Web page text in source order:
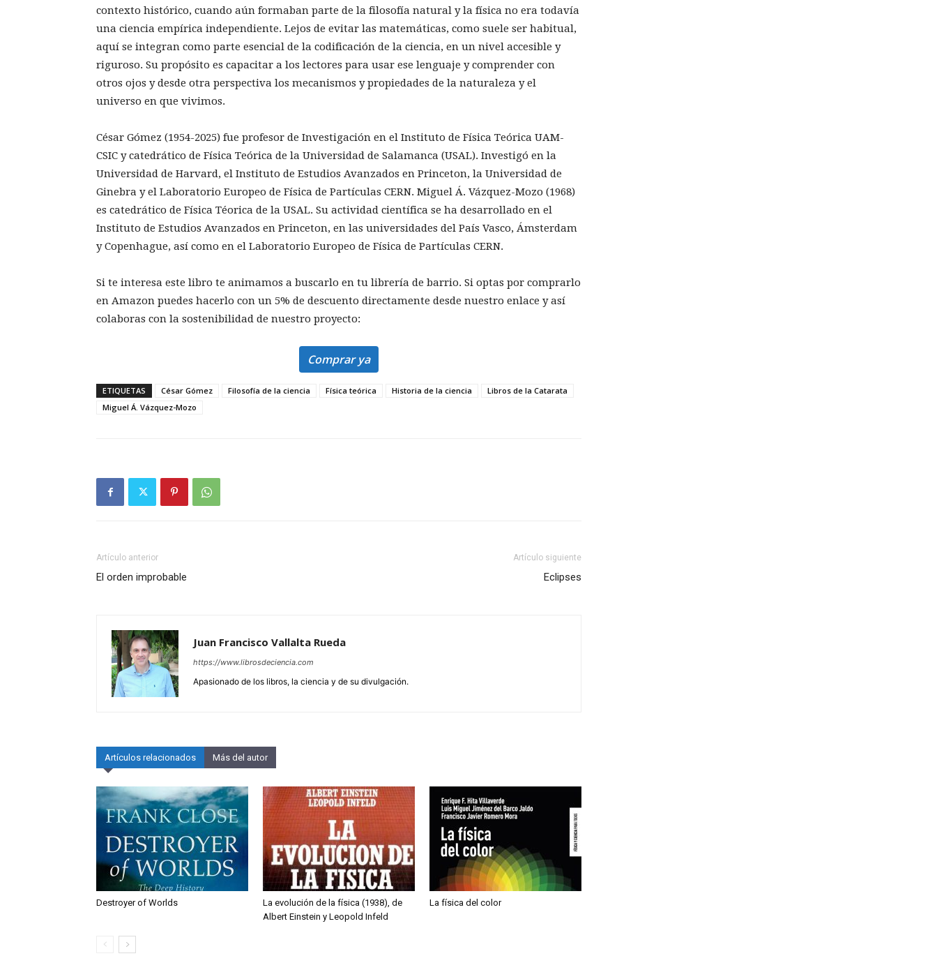
contexto histórico, cuando aún formaban parte de la filosofía natural y la física no era todavía
una ciencia empírica independiente. Lejos de evitar las matemáticas, como suele ser habitual,
aquí se integran como parte esencial de la codificación de la ciencia, en un nivel accesible y
riguroso. Su propósito es capacitar a los lectores para usar ese lenguaje y comprender con
otros ojos y desde otra perspectiva los mecanismos y propiedades de la naturaleza y el
universo en que vivimos.
César Gómez (1954-2025) fue profesor de Investigación en el Instituto de Física Teórica UAM-
CSIC y catedrático de Física Teórica de la Universidad de Salamanca (USAL). Investigó en la
Universidad de Harvard, el Instituto de Estudios Avanzados en Princeton, la Universidad de
Ginebra y el Laboratorio Europeo de Física de Partículas CERN. Miguel Á. Vázquez-Mozo (1968)
es catedrático de Física Téorica de la USAL. Su actividad científica se ha desarrollado en el
Instituto de Estudios Avanzados en Princeton, en las universidades del País Vasco, Ámsterdam
y Copenhague, así como en el Laboratorio Europeo de Física de Partículas CERN.
Si te interesa este libro te animamos a buscarlo en tu librería de barrio. Si optas por comprarlo
en Amazon puedes hacerlo con un 5% de descuento directamente desde nuestro enlace y así
colaboras con la sostenibilidad de nuestro proyecto:
Comprar ya
ETIQUETAS César Gómez Filosofía de la ciencia Física teórica Historia de la ciencia
Libros de la Catarata
Miguel Á. Vázquez-Mozo
Artículo anterior
El orden improbable
Artículo siguiente
Eclipses
Juan Francisco Vallalta Rueda
https://www.librosdeciencia.com
Apasionado de los libros, la ciencia y de su divulgación.
Artículos relacionados Más del autor
Destroyer of Worlds
La evolución de la física (1938), de
Albert Einstein y Leopold Infeld
La física del color